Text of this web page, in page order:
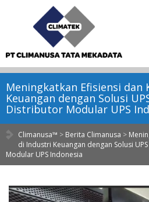
Meningkatkan Efisiensi dan
Keuangan dengan Solusi
Distributor Modular UPS
Climanusa™ > Berita Climanusa >
di Industri Keuangan dengan Solusi
Modular UPS Indonesia